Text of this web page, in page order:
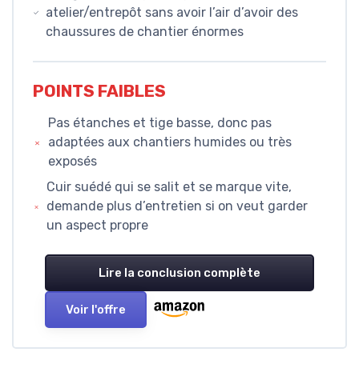
atelier/entrepôt sans avoir l’air d’avoir des
chaussures de chantier énormes
POINTS FAIBLES
Pas étanches et tige basse, donc pas
adaptées aux chantiers humides ou très
exposés
Cuir suédé qui se salit et se marque vite,
demande plus d’entretien si on veut garder
un aspect propre
Lire la conclusion complète
Voir l'offre